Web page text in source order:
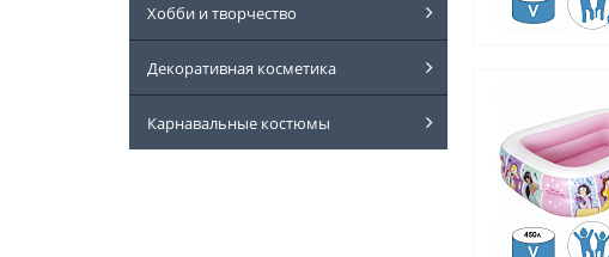
Хобби и творчество
Декоративная косметика
Карнавальные костюмы